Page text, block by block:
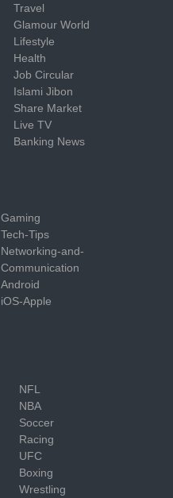
Travel
Glamour World
Lifestyle
Health
Job Circular
Islami Jibon
Share Market
Live TV
Banking News
Gaming
Tech-Tips
Networking-and-
Communication
Android
iOS-Apple
NFL
NBA
Soccer
Racing
UFC
Boxing
Wrestling